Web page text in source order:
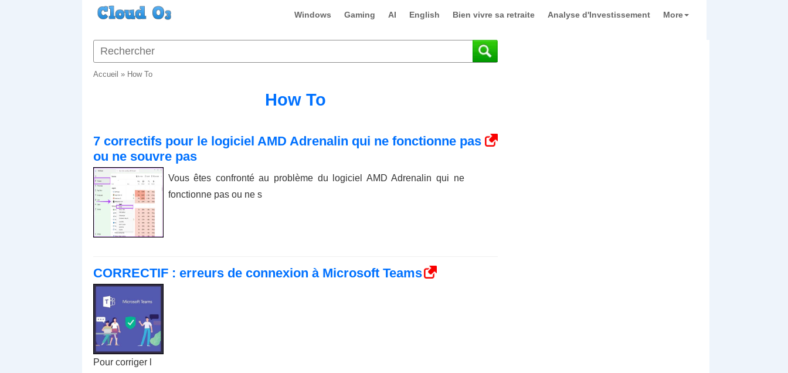
Windows Gaming AI English Bien vivre sa retraite Analyse d'Investissement More
Accueil » How To
How To
7 correctifs pour le logiciel AMD Adrenalin qui ne fonctionne pas
ou ne souvre pas
Vous êtes confronté au problème du logiciel AMD Adrenalin qui ne
fonctionne pas ou ne s
CORRECTIF : erreurs de connexion à Microsoft Teams
Pour corriger l